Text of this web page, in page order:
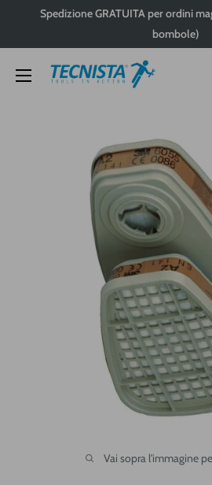
Spedizione GRATUITA per ordini
bombole)
Tecnista
Vai sopra l'immagine